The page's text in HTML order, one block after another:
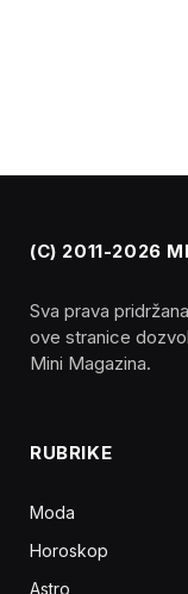
(C) 2011-2026
Sva prava
ove stranice
Mini Magazina.
RUBRIKE
Moda
Horoskop
Astro